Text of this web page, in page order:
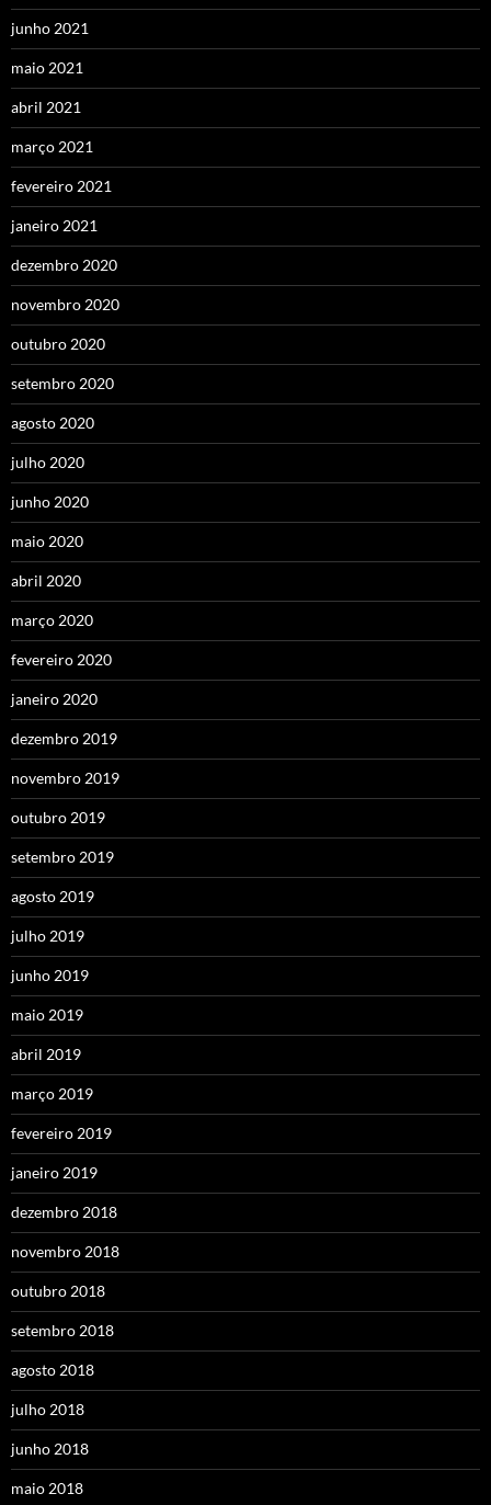
junho 2021
maio 2021
abril 2021
março 2021
fevereiro 2021
janeiro 2021
dezembro 2020
novembro 2020
outubro 2020
setembro 2020
agosto 2020
julho 2020
junho 2020
maio 2020
abril 2020
março 2020
fevereiro 2020
janeiro 2020
dezembro 2019
novembro 2019
outubro 2019
setembro 2019
agosto 2019
julho 2019
junho 2019
maio 2019
abril 2019
março 2019
fevereiro 2019
janeiro 2019
dezembro 2018
novembro 2018
outubro 2018
setembro 2018
agosto 2018
julho 2018
junho 2018
maio 2018